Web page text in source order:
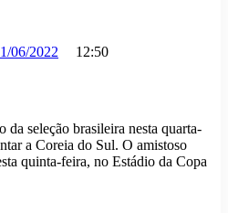
06/2022 12:50
da seleção brasileira nesta quarta-
a Coreia do Sul. O amistoso
quinta-feira, no Estádio da Copa